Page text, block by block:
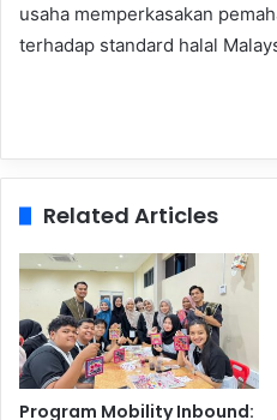
usaha memperkasakan
terhadap standard halal
Related Articles
Program Mobility Inbound: